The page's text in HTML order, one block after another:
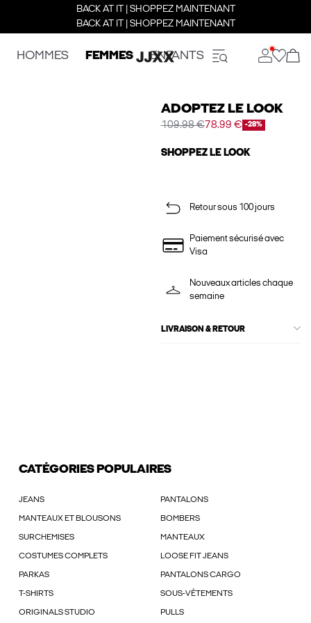
BACK AT IT | SHOPPEZ MAINTENANT
BACK AT IT | SHOPPEZ MAINTENANT
HOMMES FEMMES ENFANTS
ADOPTEZ LE LOOK
109.98 €78.99 € -28%
SHOPPEZ LE LOOK
Retour sous 100 jours
Paiement sécurisé avec
Visa
Nouveaux articles chaque
semaine
LIVRAISON & RETOUR
CATÉGORIES POPULAIRES
JEANS PANTALONS
MANTEAUX ET BLOUSONS BOMBERS
SURCHEMISES MANTEAUX
COSTUMES COMPLETS LOOSE FIT JEANS
PARKAS PANTALONS CARGO
T-SHIRTS SOUS-VÊTEMENTS
ORIGINALS STUDIO PULLS